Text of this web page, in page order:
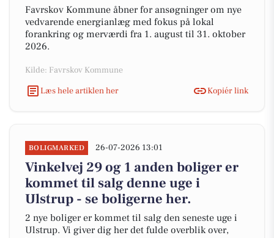
Favrskov Kommune åbner for ansøgninger om nye
vedvarende energianlæg med fokus på lokal
forankring og merværdi fra 1. august til 31. oktober
2026.
Kilde: Favrskov Kommune
Læs hele artiklen her
Kopiér link
BOLIGMARKED 26-07-2026 13:01
Vinkelvej 29 og 1 anden boliger er
kommet til salg denne uge i
Ulstrup - se boligerne her.
2 nye boliger er kommet til salg den seneste uge i
Ulstrup. Vi giver dig her det fulde overblik over,